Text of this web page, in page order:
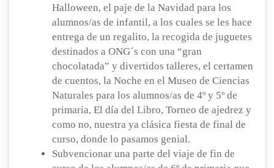
Halloween, el paje de la Navidad para los
alumnos/as de infantil, a los cuales se les hace
entrega de un regalito, la recogida de juguetes
destinados a ONG´s con una “gran
chocolatada” y divertidos talleres, el certamen
de cuentos, la Noche en el Museo de Ciencias
Naturales para los alumnos/as de 4º y 5º de
primaria, El día del Libro, Torneo de ajedrez y
como no, nuestra ya clásica fiesta de final de
curso, donde lo pasamos genial.
Subvencionar una parte del viaje de fin de